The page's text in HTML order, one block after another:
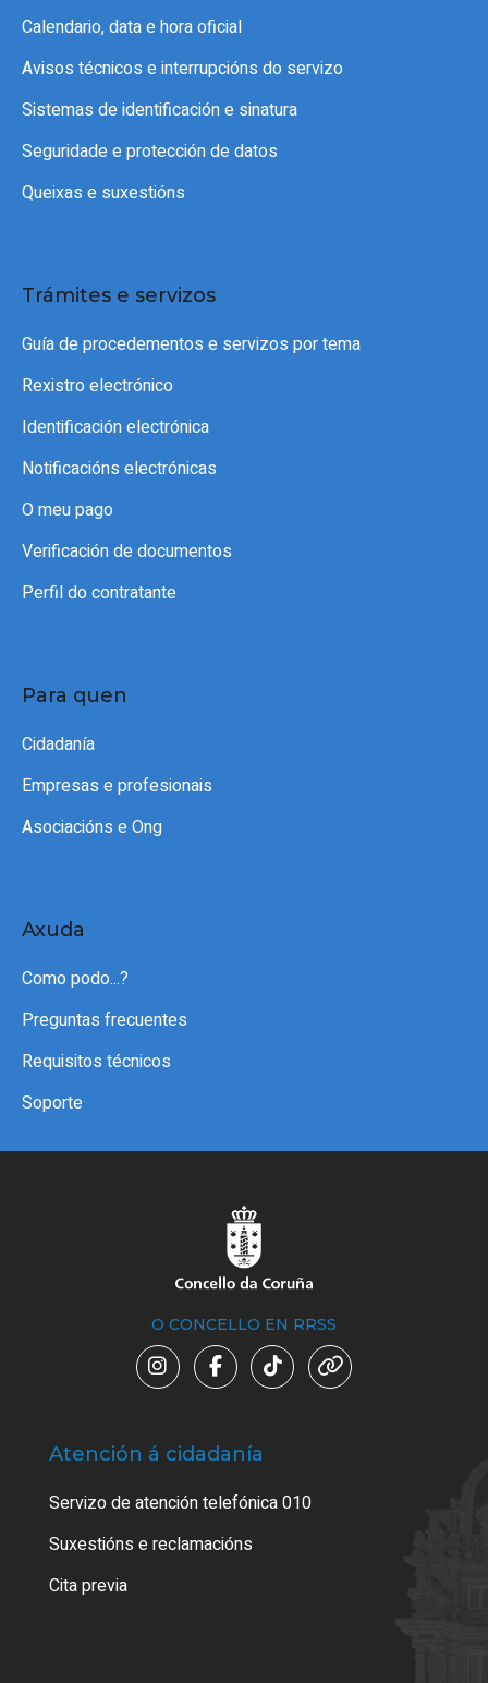
Calendario, data e hora oficial
Avisos técnicos e interrupcións do servizo
Sistemas de identificación e sinatura
Seguridade e protección de datos
Queixas e suxestións
Trámites e servizos
Guía de procedementos e servizos por tema
Rexistro electrónico
Identificación electrónica
Notificacións electrónicas
O meu pago
Verificación de documentos
Perfil do contratante
Para quen
Cidadanía
Empresas e profesionais
Asociacións e Ong
Axuda
Como podo...?
Preguntas frecuentes
Requisitos técnicos
Soporte
O CONCELLO EN RRSS
Atención á cidadanía
Servizo de atención telefónica 010
Suxestións e reclamacións
Cita previa